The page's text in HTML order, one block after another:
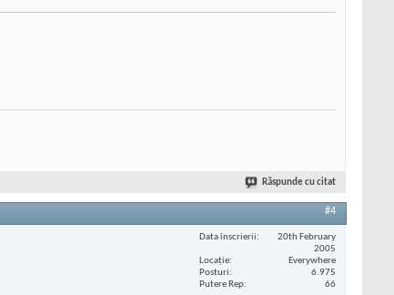
Răspunde cu citat
#4
Data înscrierii
20th February
2005
Locaţie
Everywhere
Posturi
6.975
Putere Rep
66